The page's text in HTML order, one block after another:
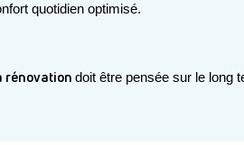
quotidien optimisé.
rénovation doit être pensée sur le long